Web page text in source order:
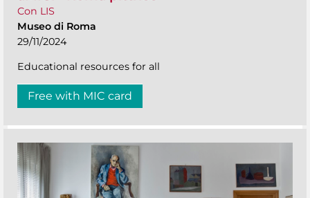
Con LIS
Museo di Roma
29/11/2024
Educational resources for all
Free with MIC card